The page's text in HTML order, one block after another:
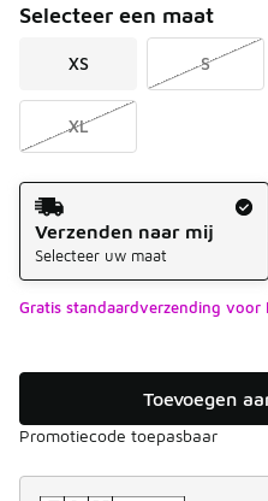
Selecteer een maat
XS S
XL
Verzendmethode
Verzenden naar mij
Selecteer uw maat
Gratis standaardverzending voor
Toevoegen
Promotiecode toepasbaar